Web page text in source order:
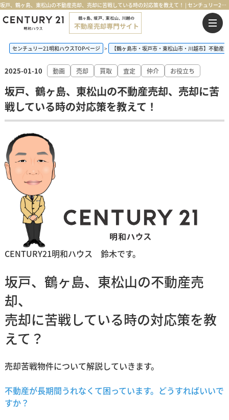
坂戸、鶴ヶ島、東松山の不動産売却、売却に苦戦している時の対応策を教えて！ | センチュリー21明和ハウス
センチュリー21明和ハウスTOPページ 【鶴ヶ島市・坂戸市・東松山市・川越市】不動産
2025-01-10 動画 売却 買取 査定 仲介 お役立ち
坂戸、鶴ヶ島、東松山の不動産売却、売却に苦
戦している時の対応策を教えて！
CENTURY21明和ハウス 鈴木です。
坂戸、鶴ヶ島、東松山の不動産売
却、
売却に苦戦している時の対応策を教
えて？
売却苦戦物件について解説していきます。
不動産が長期間うれなくて困っています。どうすればいいで
すか？